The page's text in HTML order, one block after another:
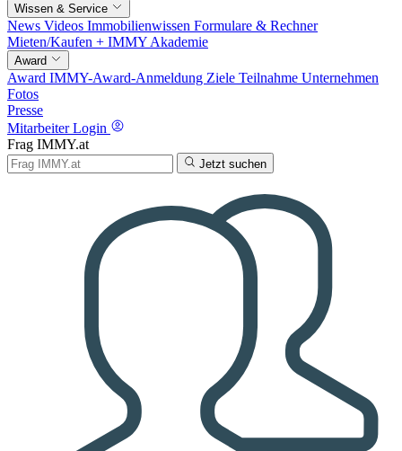
Wissen & Service
News Videos Immobilienwissen Formulare & Rechner
Mieten/Kaufen + IMMY Akademie
Award
Award IMMY-Award-Anmeldung Ziele Teilnahme Unternehmen
Fotos
Presse
Mitarbeiter Login
Frag IMMY.at
Jetzt suchen